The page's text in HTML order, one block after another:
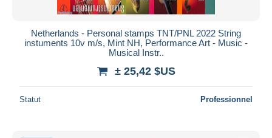
Netherlands - Personal stamps TNT/PNL 2022 String
instuments 10v m/s, Mint NH, Performance Art - Music -
Musical Instr..
± 25,42 $US
Statut Professionnel